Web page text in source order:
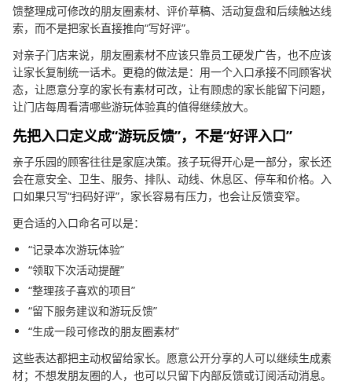
馈整理成可修改的朋友圈素材、评价草稿、活动复盘和后续触达线
索，而不是把家长直接推向“写好评”。
对亲子门店来说，朋友圈素材不应该只靠员工硬发广告，也不应该
让家长复制统一话术。更稳的做法是：用一个入口承接不同顾客状
态，让愿意分享的家长有素材可改，让有顾虑的家长能留下问题，
让门店每周看清哪些游玩体验真的值得继续放大。
先把入口定义成“游玩反馈”，不是“好评入口”
亲子乐园的顾客往往是家庭决策。孩子玩得开心是一部分，家长还
会在意安全、卫生、服务、排队、动线、休息区、停车和价格。入
口如果只写“扫码好评”，家长容易有压力，也会让反馈变窄。
更合适的入口命名可以是：
“记录本次游玩体验”
“领取下次活动提醒”
“整理孩子喜欢的项目”
“留下服务建议和游玩反馈”
“生成一段可修改的朋友圈素材”
这些表达都把主动权留给家长。愿意公开分享的人可以继续生成素
材；不想发朋友圈的人，也可以只留下内部反馈或订阅活动消息。